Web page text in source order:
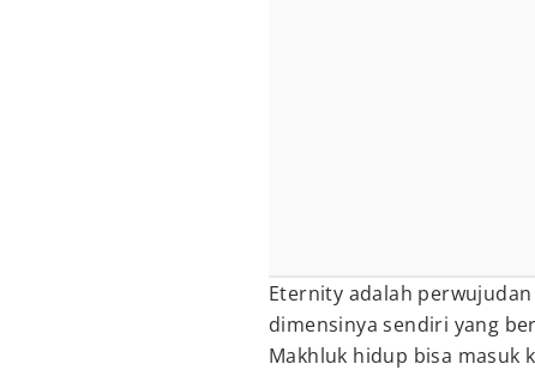
Eternity adalah
dimensinya sendiri yang
Makhluk hidup bisa masuk